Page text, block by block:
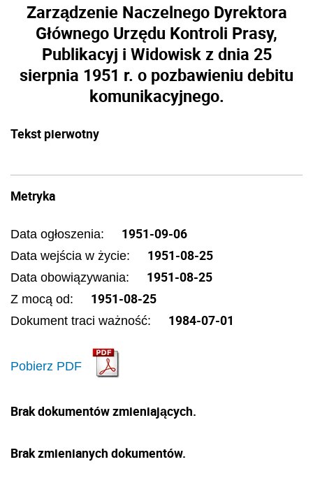
Zarządzenie Naczelnego Dyrektora
Głównego Urzędu Kontroli Prasy,
Publikacyj i Widowisk z dnia 25
sierpnia 1951 r. o pozbawieniu debitu
komunikacyjnego.
Tekst pierwotny
Metryka
Data ogłoszenia: 1951-09-06
Data wejścia w życie: 1951-08-25
Data obowiązywania: 1951-08-25
Z mocą od: 1951-08-25
Dokument traci ważność: 1984-07-01
Pobierz PDF
Brak dokumentów zmieniających.
Brak zmienianych dokumentów.